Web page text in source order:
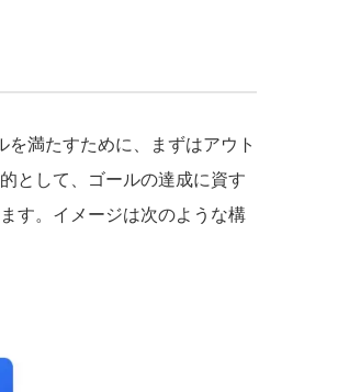
満たすために、まずはアウト
として、ゴールの達成に資す
す。イメージは次のような構